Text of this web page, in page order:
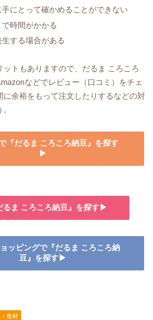
にとって確かめることができない
時間がかかる
する場合がある
ットもありますので、だるま ころころ
などでレビュー（口コミ）をチェ
に余裕をもって注文したりするなどの対
『だるま ころころ納豆』を探す
▶
るま ころころ納豆』を探す▶
ッピングで『だるま ころころ納
豆』を探す▶
食材